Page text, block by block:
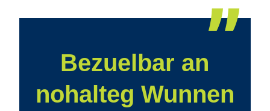
Bezuelbar an
nohalteg Wunnen